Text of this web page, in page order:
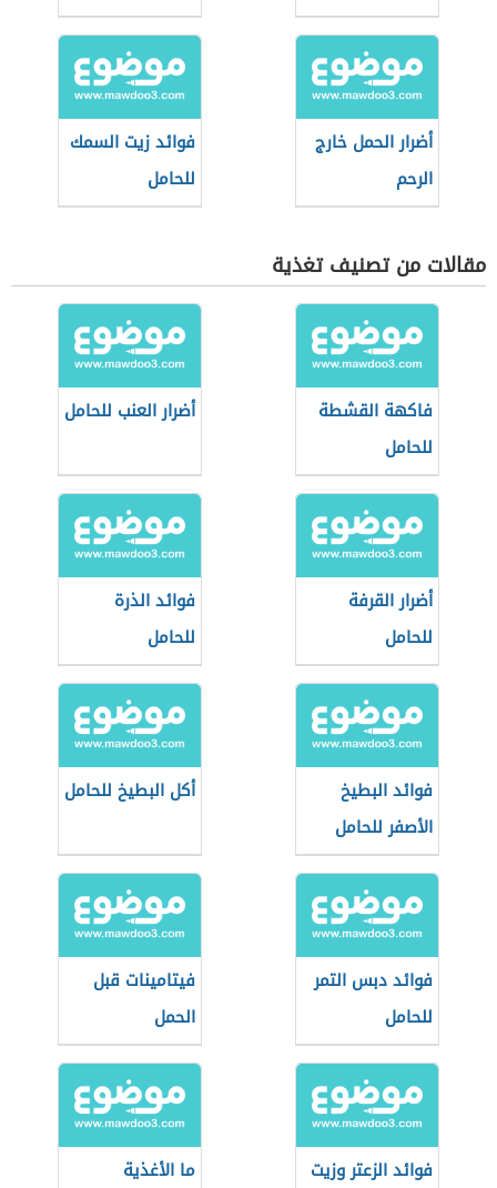
أضرار الحمل خارج
الرحم
فوائد زيت السمك
للحامل
مقالات من تصنيف تغذية
فاكهة القشطة
للحامل
أضرار العنب للحامل
أضرار القرفة
للحامل
فوائد الذرة
للحامل
فوائد البطيخ
الأصفر للحامل
أكل البطيخ للحامل
فوائد دبس التمر
للحامل
فيتامينات قبل
الحمل
فوائد الزعتر وزيت
ما الأغذية